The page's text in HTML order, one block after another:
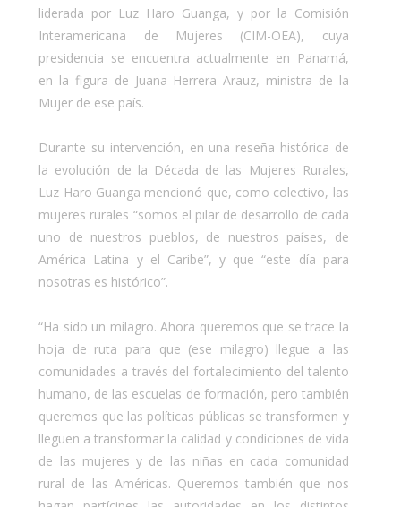
liderada por Luz Haro Guanga, y por la Comisión
Interamericana de Mujeres (CIM-OEA), cuya
presidencia se encuentra actualmente en Panamá,
en la figura de Juana Herrera Arauz, ministra de la
Mujer de ese país.
Durante su intervención, en una reseña histórica de
la evolución de la Década de las Mujeres Rurales,
Luz Haro Guanga mencionó que, como colectivo, las
mujeres rurales “somos el pilar de desarrollo de cada
uno de nuestros pueblos, de nuestros países, de
América Latina y el Caribe”, y que “este día para
nosotras es histórico”.
“Ha sido un milagro. Ahora queremos que se trace la
hoja de ruta para que (ese milagro) llegue a las
comunidades a través del fortalecimiento del talento
humano, de las escuelas de formación, pero también
queremos que las políticas públicas se transformen y
lleguen a transformar la calidad y condiciones de vida
de las mujeres y de las niñas en cada comunidad
rural de las Américas. Queremos también que nos